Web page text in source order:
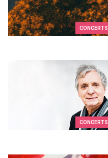
CONCERTS
CONCERTS